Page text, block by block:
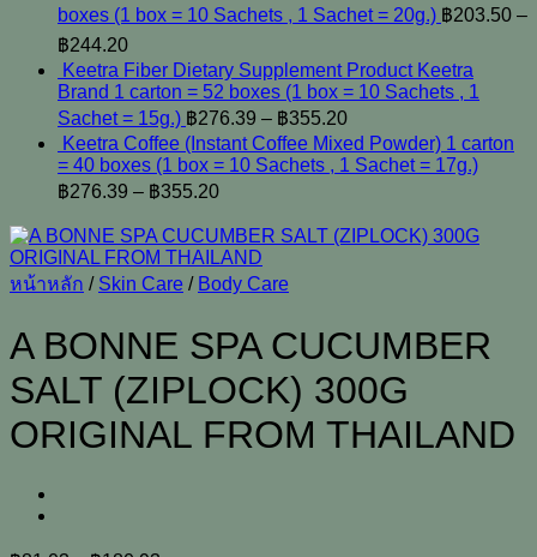
boxes (1 box = 10 Sachets , 1 Sachet = 20g.) ฿203.50 –
฿244.20
Keetra Fiber Dietary Supplement Product Keetra
Brand 1 carton = 52 boxes (1 box = 10 Sachets , 1
Sachet = 15g.) ฿276.39 – ฿355.20
Keetra Coffee (Instant Coffee Mixed Powder) 1 carton
= 40 boxes (1 box = 10 Sachets , 1 Sachet = 17g.)
฿276.39 – ฿355.20
หน้าหลัก / Skin Care / Body Care
A BONNE SPA CUCUMBER
SALT (ZIPLOCK) 300G
ORIGINAL FROM THAILAND